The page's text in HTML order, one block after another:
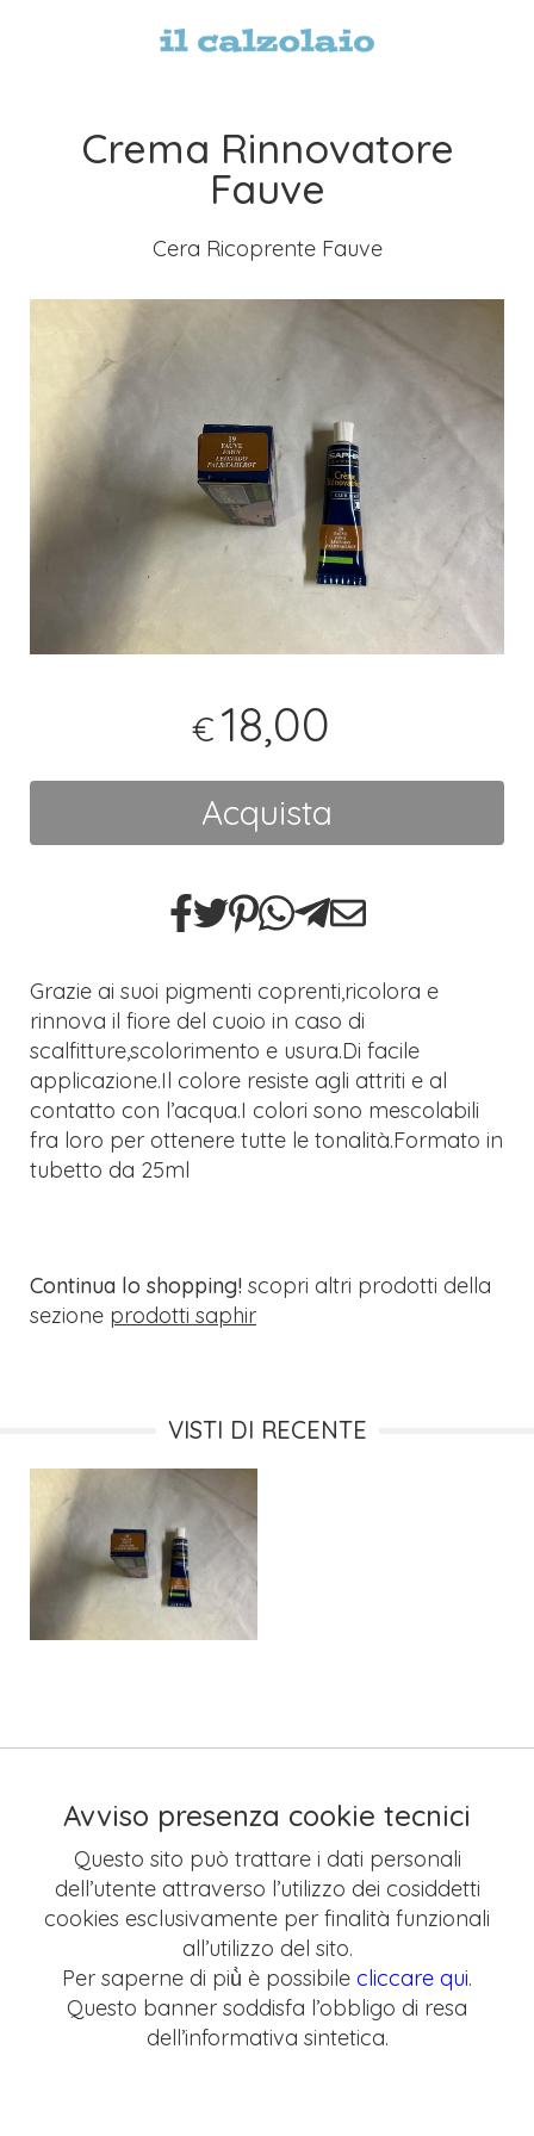
Crema Rinnovatore
Fauve
Cera Ricoprente Fauve
€ 18,00
Acquista
Grazie ai suoi pigmenti coprenti,ricolora e
rinnova il fiore del cuoio in caso di
scalfitture,scolorimento e usura.Di facile
applicazione.Il colore resiste agli attriti e al
contatto con l’acqua.I colori sono mescolabili
fra loro per ottenere tutte le tonalità.Formato in
tubetto da 25ml
Continua lo shopping! scopri altri prodotti della
sezione prodotti saphir
VISTI DI RECENTE
Avviso presenza cookie tecnici
Questo sito può trattare i dati personali
dell’utente attraverso l’utilizzo dei cosiddetti
cookies esclusivamente per finalità funzionali
all’utilizzo del sito.
Per saperne di più̀ è possibile cliccare qui.
Questo banner soddisfa l’obbligo di resa
dell’informativa sintetica.